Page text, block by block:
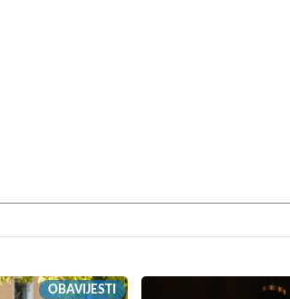
OBAVIJESTI